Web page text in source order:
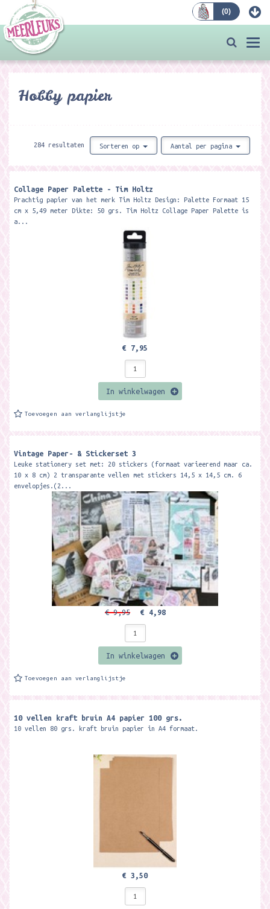
(0)
Hobby papier
284 resultaten Sorteren op Aantal per pagina
Collage Paper Palette - Tim Holtz
Prachtig papier van het merk Tim Holtz Design: Palette Formaat 15
cm x 5,49 meter Dikte: 50 grs. Tim Holtz Collage Paper Palette is
a...
€ 7,95
In winkelwagen
Toevoegen aan verlanglijstje
Vintage Paper- & Stickerset 3
Leuke stationery set met: 20 stickers (formaat varieerend maar ca.
10 x 8 cm) 2 transparante vellen met stickers 14,5 x 14,5 cm. 6
envelopjes.(2...
€ 9,95 € 4,98
In winkelwagen
Toevoegen aan verlanglijstje
10 vellen kraft bruin A4 papier 100 grs.
10 vellen 80 grs. kraft bruin papier in A4 formaat.
€ 3,50